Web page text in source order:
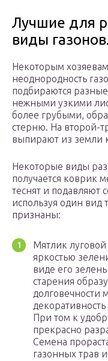
Лучшие для
виды газонов.
Некоторым
неоднородность
подбираются
нежными узкими
более грубыми,
стерню. На второй-
выпирают из земли
Некоторые виды
получается коврик
теснят и подавляют
используя один
признаны:
Мятлик луговой
яркостью
виде его
старения
долговечности
При том к
прекрасно
Семена
газонных трав